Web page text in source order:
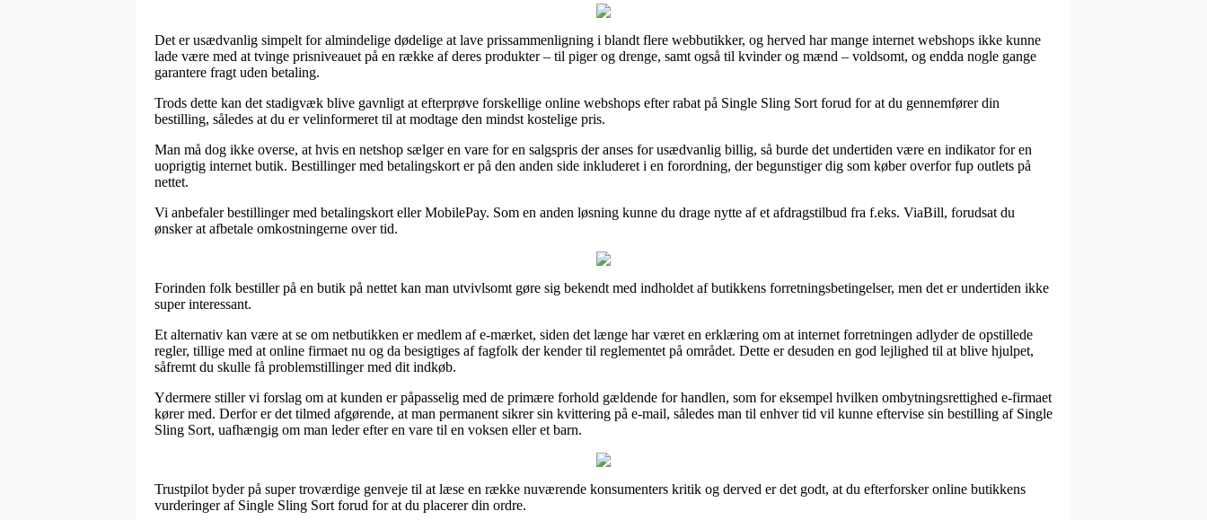
Det er usædvanlig simpelt for almindelige dødelige at lave prissammenligning i blandt flere webbutikker, og herved har mange internet webshops ikke kunne
lade være med at tvinge prisniveauet på en række af deres produkter – til piger og drenge, samt også til kvinder og mænd – voldsomt, og endda nogle gange
garantere fragt uden betaling.
Trods dette kan det stadigvæk blive gavnligt at efterprøve forskellige online webshops efter rabat på Single Sling Sort forud for at du gennemfører din
bestilling, således at du er velinformeret til at modtage den mindst kostelige pris.
Man må dog ikke overse, at hvis en netshop sælger en vare for en salgspris der anses for usædvanlig billig, så burde det undertiden være en indikator for en
uoprigtig internet butik. Bestillinger med betalingskort er på den anden side inkluderet i en forordning, der begunstiger dig som køber overfor fup outlets på
nettet.
Vi anbefaler bestillinger med betalingskort eller MobilePay. Som en anden løsning kunne du drage nytte af et afdragstilbud fra f.eks. ViaBill, forudsat du
ønsker at afbetale omkostningerne over tid.
Forinden folk bestiller på en butik på nettet kan man utvivlsomt gøre sig bekendt med indholdet af butikkens forretningsbetingelser, men det er undertiden ikke
super interessant.
Et alternativ kan være at se om netbutikken er medlem af e-mærket, siden det længe har været en erklæring om at internet forretningen adlyder de opstillede
regler, tillige med at online firmaet nu og da besigtiges af fagfolk der kender til reglementet på området. Dette er desuden en god lejlighed til at blive hjulpet,
såfremt du skulle få problemstillinger med dit indkøb.
Ydermere stiller vi forslag om at kunden er påpasselig med de primære forhold gældende for handlen, som for eksempel hvilken ombytningsrettighed e-firmaet
kører med. Derfor er det tilmed afgørende, at man permanent sikrer sin kvittering på e-mail, således man til enhver tid vil kunne eftervise sin bestilling af Single
Sling Sort, uafhængig om man leder efter en vare til en voksen eller et barn.
Trustpilot byder på super troværdige genveje til at læse en række nuværende konsumenters kritik og derved er det godt, at du efterforsker online butikkens
vurderinger af Single Sling Sort forud for at du placerer din ordre.